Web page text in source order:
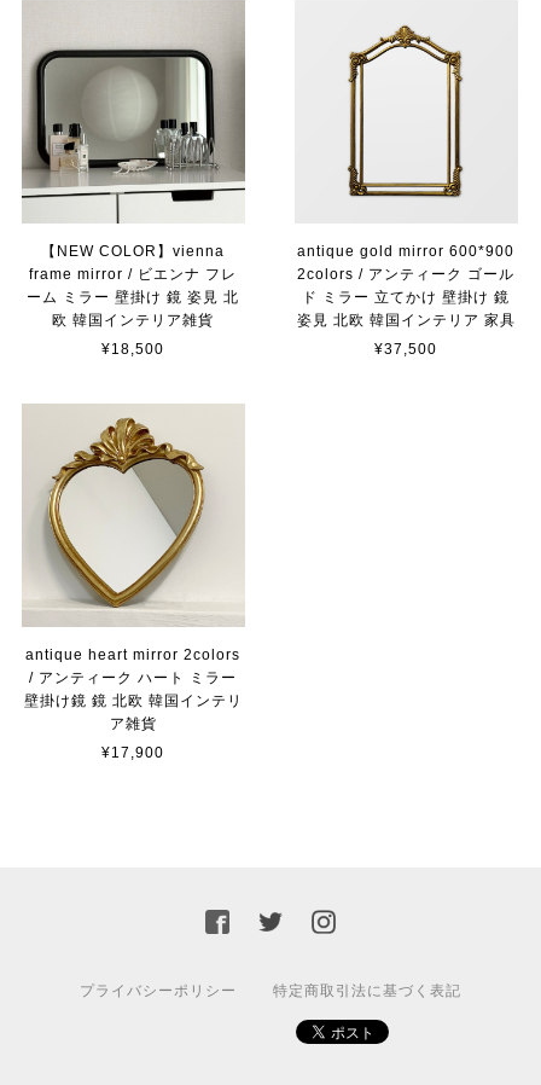
【NEW COLOR】vienna
frame mirror / ビエンナ フレ
ーム ミラー 壁掛け 鏡 姿見 北
欧 韓国インテリア雑貨
¥18,500
antique gold mirror 600*900
2colors / アンティーク ゴール
ド ミラー 立てかけ 壁掛け 鏡
姿見 北欧 韓国インテリア 家具
¥37,500
antique heart mirror 2colors
/ アンティーク ハート ミラー
壁掛け鏡 鏡 北欧 韓国インテリ
ア雑貨
¥17,900
プライバシーポリシー 特定商取引法に基づく表記